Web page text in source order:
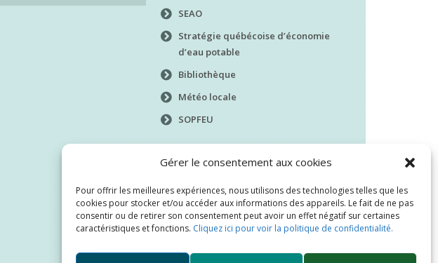
Gérer le consentement aux cookies
Pour offrir les meilleures expériences, nous utilisons des technologies telles que les
cookies pour stocker et/ou accéder aux informations des appareils. Le fait de ne pas
consentir ou de retirer son consentement peut avoir un effet négatif sur certaines
caractéristiques et fonctions. Cliquez ici pour voir la politique de confidentialité.
SEAO
Stratégie québécoise d’économie
d’eau potable
Bibliothèque
Météo locale
SOPFEU